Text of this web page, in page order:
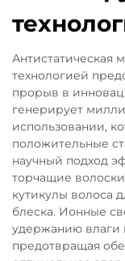
Антистатическая
технологией
прорыв в
генерирует
использовании,
положительные
научный подход
торчащие
кутикулы волоса
блеска. Ионные
удержанию влаги
предотвращая